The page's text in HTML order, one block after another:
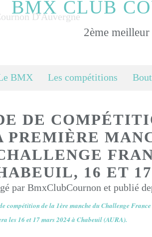
BMX CLUB
2ème
BMX Les compétitions
DE
PREMIÈRE
16 ET
par BmxClubCournon et publié
compétition de la 1ère manche du Challenge
les 16 et 17 mars 2024 à Chabeuil (AURA).